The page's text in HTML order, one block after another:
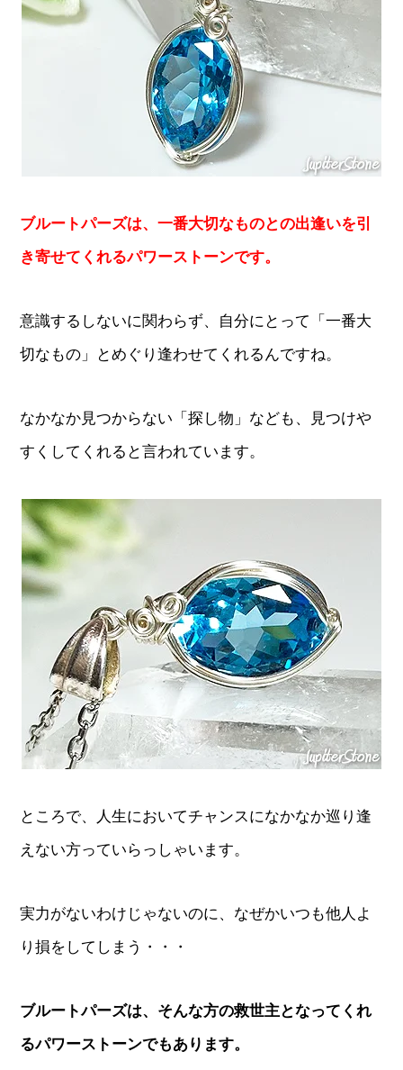
ブルートパーズは、一番大切なものとの出逢いを引
き寄せてくれるパワーストーンです。
意識するしないに関わらず、自分にとって「一番大
切なもの」とめぐり逢わせてくれるんですね。
なかなか見つからない「探し物」なども、見つけや
すくしてくれると言われています。
ところで、人生においてチャンスになかなか巡り逢
えない方っていらっしゃいます。
実力がないわけじゃないのに、なぜかいつも他人よ
り損をしてしまう・・・
ブルートパーズは、そんな方の救世主となってくれ
るパワーストーンでもあります。